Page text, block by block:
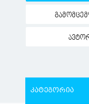
კატეგორია